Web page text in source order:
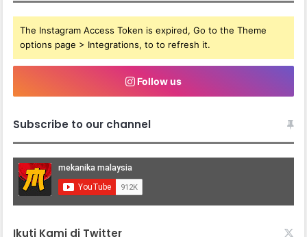
The Instagram Access Token is expired, Go to the Theme
options page > Integrations, to to refresh it.
Follow us
Subscribe to our channel
Ikuti Kami di Twitter